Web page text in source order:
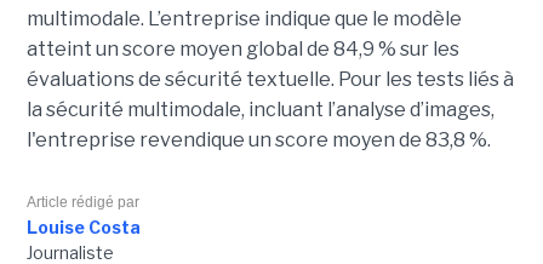
multimodale. L’entreprise indique que le modèle
atteint un score moyen global de 84,9 % sur les
évaluations de sécurité textuelle. Pour les tests liés à
la sécurité multimodale, incluant l’analyse d’images,
l'entreprise revendique un score moyen de 83,8 %.
Article rédigé par
Louise Costa
Journaliste